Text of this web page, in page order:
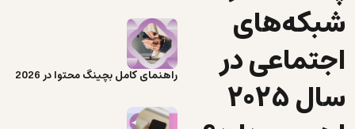
شبکه‌های
اجتماعی در
سال ۲۰۲۵ راهنمای کامل بچینگ محتوا در 2026